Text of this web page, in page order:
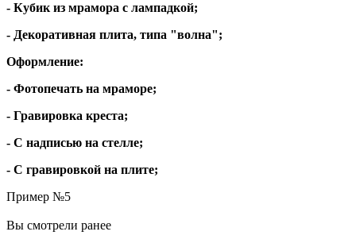
- Кубик из мрамора с лампадкой;
- Декоративная плита, типа "волна";
Оформление:
- Фотопечать на мраморе;
- Гравировка креста;
- С надписью на стелле;
- С гравировкой на плите;
Пример №5
Вы смотрели ранее